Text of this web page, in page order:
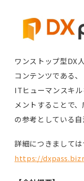
ワンストップ型DX
コンテンツである
ITヒューマンスキ
メントすることで
の参考としている自
詳細につきましては
https://